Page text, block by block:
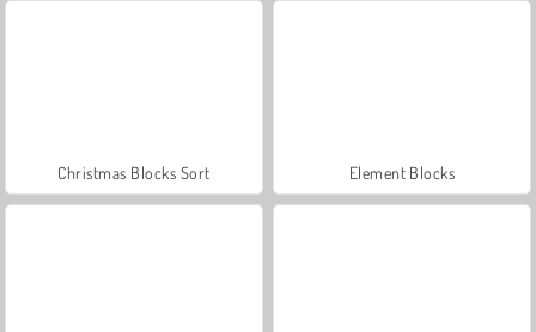
Christmas Blocks Sort Element Blocks